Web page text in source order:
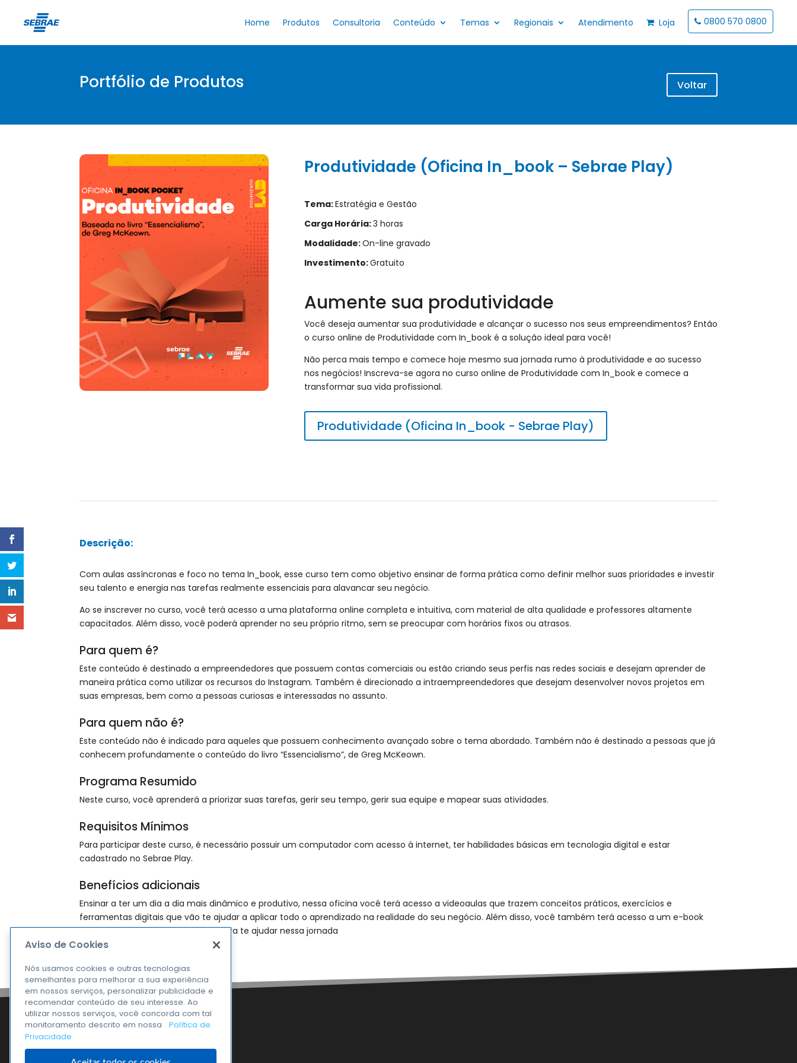
Home Produtos Consultoria Conteúdo Temas Regionais Atendimento Loja 0800 570 0800
Portfólio de Produtos Voltar
Produtividade (Oficina In_book – Sebrae Play)
Tema:Estratégia e Gestão
Carga Horária:3 horas
Modalidade:On-line gravado
Investimento:Gratuito
Aumente sua produtividade
Você deseja aumentar sua produtividade e alcançar o sucesso nos seus empreendimentos? Então
o curso online de Produtividade com In_book é a solução ideal para você!
Não perca mais tempo e comece hoje mesmo sua jornada rumo à produtividade e ao sucesso
nos negócios! Inscreva-se agora no curso online de Produtividade com In_book e comece a
transformar sua vida profissional.
Produtividade (Oficina In_book - Sebrae Play)
Descrição:
Com aulas assíncronas e foco no tema In_book, esse curso tem como objetivo ensinar de forma prática como definir melhor suas prioridades e investir
seu talento e energia nas tarefas realmente essenciais para alavancar seu negócio.
Ao se inscrever no curso, você terá acesso a uma plataforma online completa e intuitiva, com material de alta qualidade e professores altamente
capacitados. Além disso, você poderá aprender no seu próprio ritmo, sem se preocupar com horários fixos ou atrasos.
Para quem é?
Este conteúdo é destinado a empreendedores que possuem contas comerciais ou estão criando seus perfis nas redes sociais e desejam aprender de
maneira prática como utilizar os recursos do Instagram. Também é direcionado a intraempreendedores que desejam desenvolver novos projetos em
suas empresas, bem como a pessoas curiosas e interessadas no assunto.
Para quem não é?
Este conteúdo não é indicado para aqueles que possuem conhecimento avançado sobre o tema abordado. Também não é destinado a pessoas que já
conhecem profundamente o conteúdo do livro “Essencialismo”, de Greg McKeown.
Programa Resumido
Neste curso, você aprenderá a priorizar suas tarefas, gerir seu tempo, gerir sua equipe e mapear suas atividades.
Requisitos Mínimos
Para participar deste curso, é necessário possuir um computador com acesso à internet, ter habilidades básicas em tecnologia digital e estar
cadastrado no Sebrae Play.
Benefícios adicionais
Ensinar a ter um dia a dia mais dinâmico e produtivo, nessa oficina você terá acesso a videoaulas que trazem conceitos práticos, exercícios e
ferramentas digitais que vão te ajudar a aplicar todo o aprendizado na realidade do seu negócio. Além disso, você também terá acesso a um e-book
com conteúdos complementares pra te ajudar nessa jornada
Aviso de Cookies
Nós usamos cookies e outras tecnologias
semelhantes para melhorar a sua experiência
em nossos serviços, personalizar publicidade e
recomendar conteúdo de seu interesse. Ao
utilizar nossos serviços, você concorda com tal
monitoramento descrito em nossa
Política de
Privacidade